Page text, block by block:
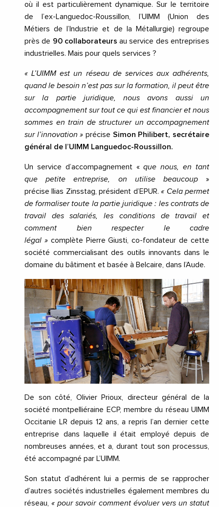
où il est particulièrement dynamique. Sur le territoire
de l’ex-Languedoc-Roussillon, l’UIMM (Union des
Métiers de l’Industrie et de la Métallurgie) regroupe
près de 90 collaborateurs au service des entreprises
industrielles. Mais pour quels services ?
« L’UIMM est un réseau de services aux adhérents,
quand le besoin n’est pas sur la formation, il peut être
sur la partie juridique, nous avons aussi un
accompagnement sur tout ce qui est financier et nous
sommes en train de structurer un accompagnement
sur l’innovation » précise Simon Philibert, secrétaire
général de l’UIMM Languedoc-Roussillon.
Un service d’accompagnement «que nous, en tant
que petite entreprise, on utilise beaucoup»
précise Ilias Zinsstag, président d’EPUR.« Cela permet
de formaliser toute la partie juridique : les contrats de
travail des salariés, les conditions de travail et
comment bien respecter le cadre
légal » complète Pierre Giusti, co-fondateur de cette
société commercialisant des outils innovants dans le
domaine du bâtiment et basée à Belcaire, dans l’Aude.
De son côté, Olivier Prioux, directeur général de la
société montpelliéraine ECP, membre du réseau UIMM
Occitanie LR depuis 12 ans, a repris l’an dernier cette
entreprise dans laquelle il était employé depuis de
nombreuses années, et a, durant tout son processus,
été accompagné par L’UIMM.
Son statut d’adhérent lui a permis de se rapprocher
d’autres sociétés industrielles également membres du
réseau,« pour savoir comment évoluer vers un statut